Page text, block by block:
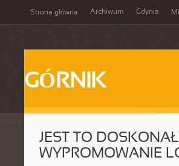
Strona główna Archiwum Gdynia
GÓRNIK
JEST TO
WYPROMOWANIE